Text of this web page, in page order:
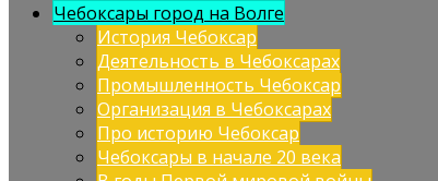
Чебоксары город на Волге
История Чебоксар
Деятельность в Чебоксарах
Промышленность Чебоксар
Организация в Чебоксарах
Про историю Чебоксар
Чебоксары в начале 20 века